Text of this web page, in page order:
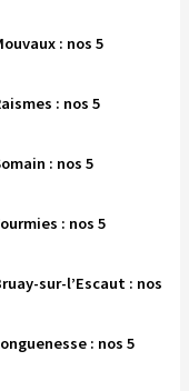
: nos 5
: nos 5
: nos 5
: nos 5
sur-l’Escaut : nos
: nos 5